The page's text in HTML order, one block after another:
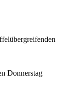
Donnerstag